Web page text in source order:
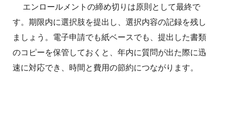
エンロールメントの締め切りは原則として最終で
す。期限内に選択肢を提出し、選択内容の記録を残し
ましょう。電子申請でも紙ベースでも、提出した書類
のコピーを保管しておくと、年内に質問が出た際に迅
速に対応でき、時間と費用の節約につながります。